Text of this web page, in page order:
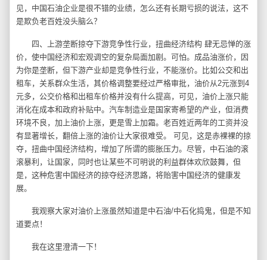
见，中国石油企业是很不错的业绩，怎么还有长期亏损的说法，这不
是欺负老百姓没头脑么？
四、上游垄断掠夺下游竞争性行业，扭曲经济结构 肆无忌惮的涨
价，使中国经济和宏观调空的复杂局面加剧。可怕。成品油涨价，因
为你是垄断，但下游产业却是竞争性行业，不能涨价。比如公交和出
租车，关系群众生活，其价格调整要经过严格审批，油价从2元涨到4
元多，公交价格和出租车价格并没有什么提高，可见，油价上涨只能
消化在成本和政府补贴中。汽车制造业是国家寄希望的产业，但消费
环境不良，加上油价上涨，更是雪上加霜。老百姓近两年的工资并没
有显著增长，翻倍上涨的油价让大家很难受。 可见，这是赤裸裸的掠
夺，扭曲中国经济结构，增加了所谓的膨胀压力。尽管，中石油的滚
滚暴利，让国家，同时也让某些不可明说的利益群体欢欣鼓舞，但
是，这种危害中国经济的掠夺经济思路，将贻害中国经济的健康发
展。
我观察大家对油价上涨虽然知道是中石油/中石化捣鬼，但是不知
道要点！
我在这里澄清一下！